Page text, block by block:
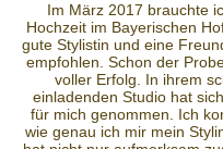
Im März 2017 brauchte
Hochzeit im Bayerischen
gute Stylistin und eine
empfohlen. Schon der
voller Erfolg. In ihrem
einladenden Studio hat
für mich genommen. Ich
wie genau ich mir mein